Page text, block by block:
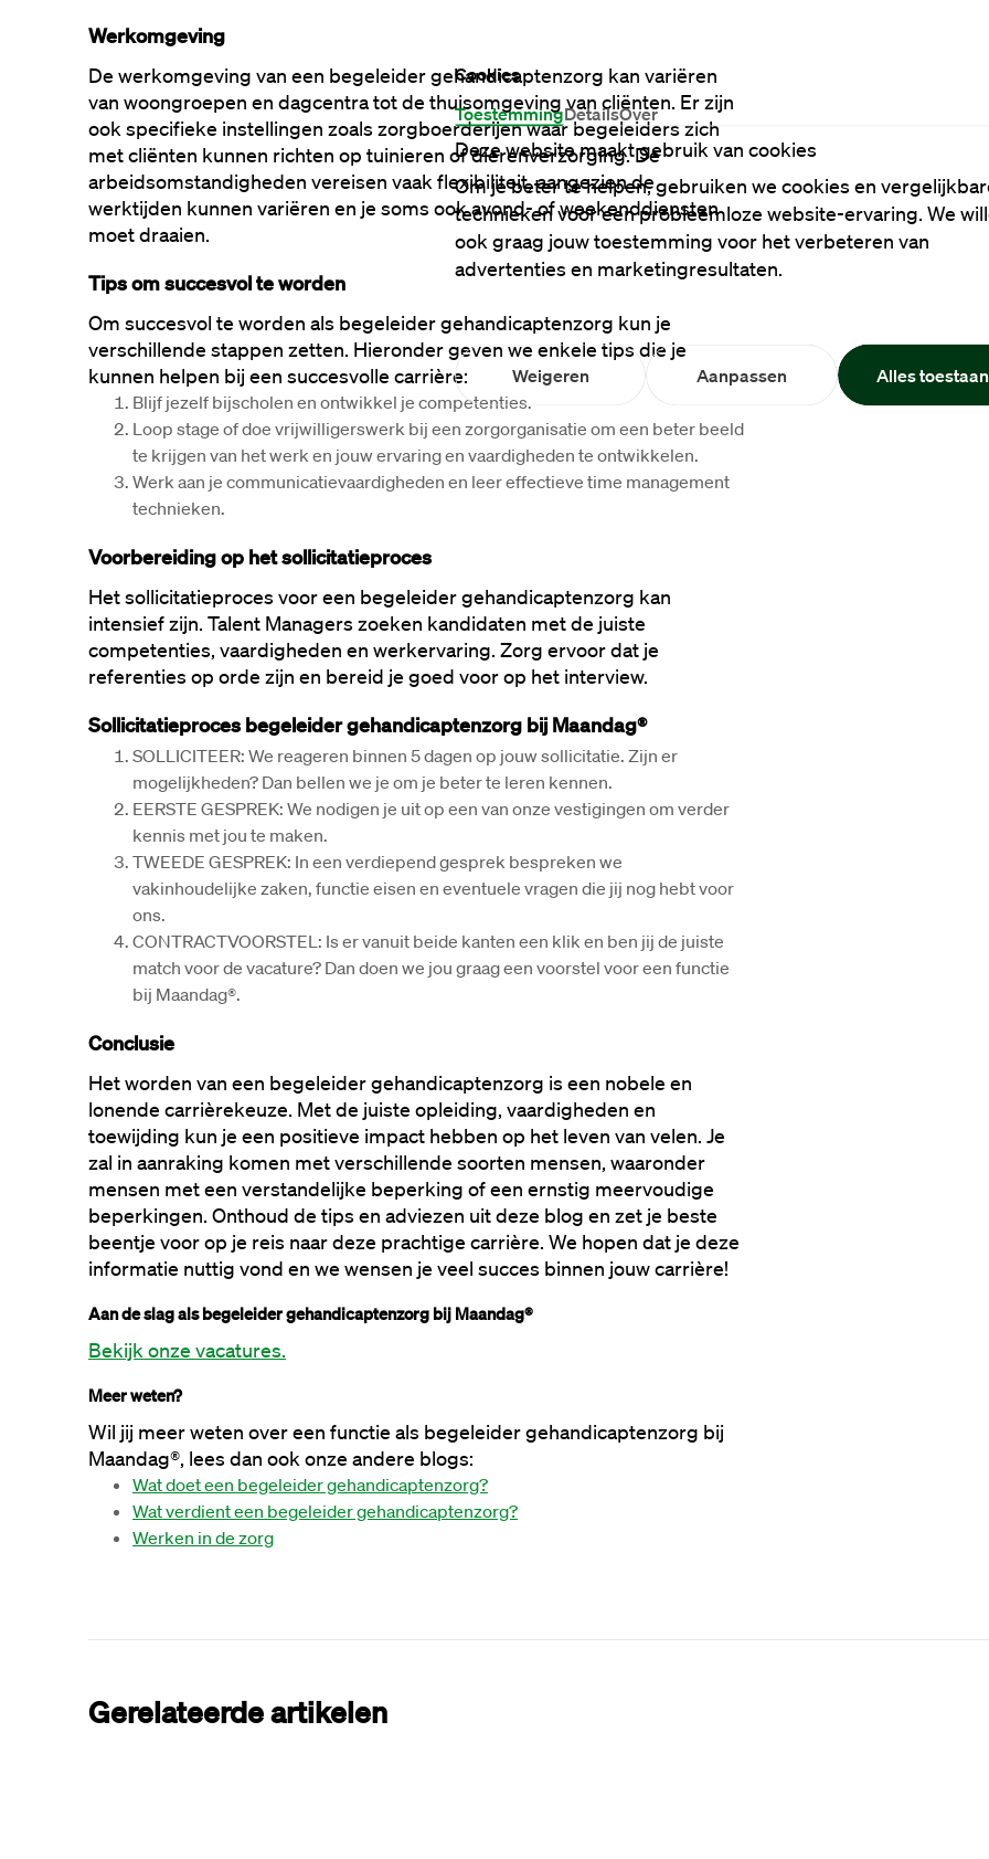
Cookies
ToestemmingDetailsOver
Deze website maakt gebruik van cookies
Om je beter te helpen, gebruiken we cookies en
technieken voor een probleemloze website-ervaring. We
ook graag jouw toestemming voor het verbeteren van
advertenties en marketingresultaten.
Weigeren Aanpassen Alles toestaan
Werkomgeving
De werkomgeving van een begeleider gehandicaptenzorg kan variëren
van woongroepen en dagcentra tot de thuisomgeving van cliënten. Er zijn
ook specifieke instellingen zoals zorgboerderijen waar begeleiders zich
met cliënten kunnen richten op tuinieren of dierenverzorging. De
arbeidsomstandigheden vereisen vaak flexibiliteit, aangezien de
werktijden kunnen variëren en je soms ook avond- of weekenddiensten
moet draaien.
Tips om succesvol te worden
Om succesvol te worden als begeleider gehandicaptenzorg kun je
verschillende stappen zetten. Hieronder geven we enkele tips die je
kunnen helpen bij een succesvolle carrière:
Blijf jezelf bijscholen en ontwikkel je competenties.
Loop stage of doe vrijwilligerswerk bij een zorgorganisatie om een beter beeld
te krijgen van het werk en jouw ervaring en vaardigheden te ontwikkelen.
Werk aan je communicatievaardigheden en leer effectieve time management
technieken.
Voorbereiding op het sollicitatieproces
Het sollicitatieproces voor een begeleider gehandicaptenzorg kan
intensief zijn. Talent Managers zoeken kandidaten met de juiste
competenties, vaardigheden en werkervaring. Zorg ervoor dat je
referenties op orde zijn en bereid je goed voor op het interview.
Sollicitatieproces begeleider gehandicaptenzorg bij Maandag®
SOLLICITEER: We reageren binnen 5 dagen op jouw sollicitatie. Zijn er
mogelijkheden? Dan bellen we je om je beter te leren kennen.
EERSTE GESPREK: We nodigen je uit op een van onze vestigingen om verder
kennis met jou te maken.
TWEEDE GESPREK: In een verdiepend gesprek bespreken we
vakinhoudelijke zaken, functie eisen en eventuele vragen die jij nog hebt voor
ons.
CONTRACTVOORSTEL: Is er vanuit beide kanten een klik en ben jij de juiste
match voor de vacature? Dan doen we jou graag een voorstel voor een functie
bij Maandag®.
Conclusie
Het worden van een begeleider gehandicaptenzorg is een nobele en
lonende carrièrekeuze. Met de juiste opleiding, vaardigheden en
toewijding kun je een positieve impact hebben op het leven van velen. Je
zal in aanraking komen met verschillende soorten mensen, waaronder
mensen met een verstandelijke beperking of een ernstig meervoudige
beperkingen. Onthoud de tips en adviezen uit deze blog en zet je beste
beentje voor op je reis naar deze prachtige carrière. We hopen dat je deze
informatie nuttig vond en we wensen je veel succes binnen jouw carrière!
Aan de slag als begeleider gehandicaptenzorg bij Maandag®
Bekijk onze vacatures.
Meer weten?
Wil jij meer weten over een functie als begeleider gehandicaptenzorg bij
Maandag®, lees dan ook onze andere blogs:
Wat doet een begeleider gehandicaptenzorg?
Wat verdient een begeleider gehandicaptenzorg?
Werken in de zorg
Gerelateerde artikelen